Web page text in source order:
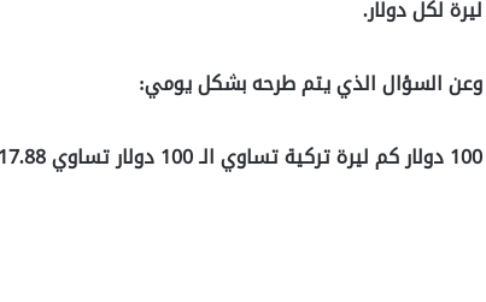
ليرة لكل دولار.
وعن السؤال الذي يتم طرحه بشكل يومي:
100 دولار كم ليرة تركية تساوي الـ 100 دولار تساوي 17.88 ليرة تركية.